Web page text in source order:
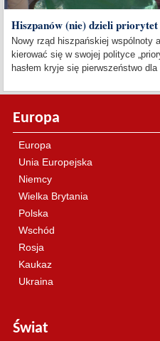
Hiszpanów (nie) dzieli
Nowy rząd hiszpańskiej wspólnoty
kierować się w swojej polityce
hasłem kryje się pierwszeństwo dla
Europa
Europa
Unia Europejska
Niemcy
Wielka Brytania
Polska
Wschód
Rosja
Kaukaz
Ukraina
Świat